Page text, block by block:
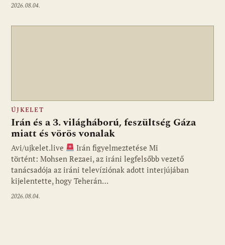
2026.08.04.
ÚJKELET
Irán és a 3. világháború, feszültség Gáza
miatt és vörös vonalak
Avi/ujkelet.live
Irán figyelmeztetése Mi
történt: Mohsen Rezaei, az iráni legfelsőbb vezető
tanácsadója az iráni televíziónak adott interjújában
kijelentette, hogy Teherán…
2026.08.04.